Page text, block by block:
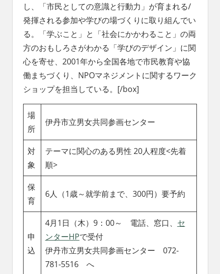
し、「市民としての意識と行動力」が育まれる/
発揮される参加や学びの場づくりに取り組んでい
る。「学ぶこと」と「社会にかかわること」の両
方のおもしろさがわかる「学びのデザイン」に関
心を寄せ、2001年から全国各地で市民教育や協
働まちづくり、NPOマネジメントに関するワーク
ショップを担当している。[/box]
場
所
伊丹市立男女共同参画センター
対
象
テーマに関心のある男性 20人程度<先着
順>
保
育
6人（1歳～就学前まで、300円）要予約
申
込
4月1日（木）9：00～ 電話、窓口、 セ
ンターHPで受付
伊丹市立男女共同参画センター 072-
781-5516 へ